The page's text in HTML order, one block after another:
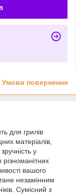
Умови повернення
для грилів
матеріалів,
у
вашого
незамінним
Сумісний з